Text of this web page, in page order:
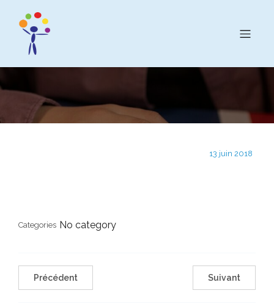
13 juin 2018
Categories No category
Précédent Suivant